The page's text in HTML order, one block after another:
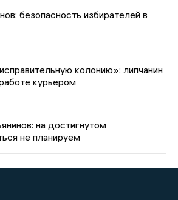
безопасность избирателей в
колонию»: липчанин
курьером
на достигнутом
не планируем